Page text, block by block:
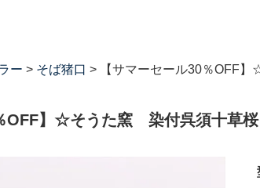
ー > そば猪口 > 【サマーセール30％OFF
OFF】☆そうた窯 染付呉須十草